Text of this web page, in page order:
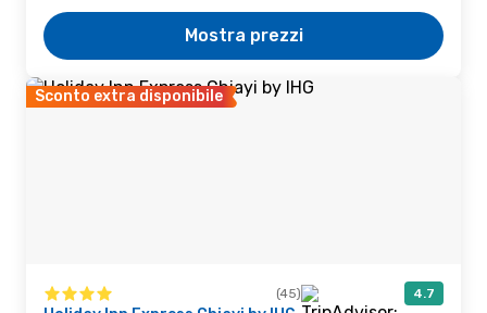
Mostra prezzi
Sconto extra disponibile
(45) 4.7